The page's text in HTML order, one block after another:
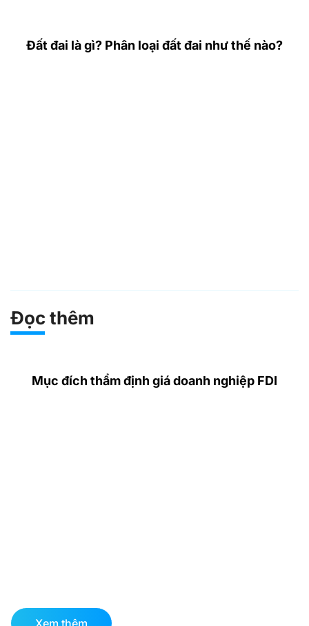
Đất đai là gì? Phân loại đất đai như thế nào?
Đọc thêm
Mục đích thẩm định giá doanh nghiệp FDI
Xem thêm